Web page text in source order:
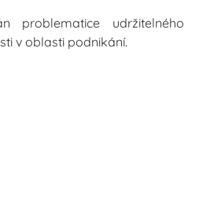
problematice udržitelného
v oblasti podnikání.